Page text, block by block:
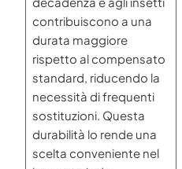
contribuiscono a una
durata maggiore
rispetto al compensato
standard, riducendo la
necessità di frequenti
sostituzioni. Questa
durabilità lo rende una
scelta conveniente nel